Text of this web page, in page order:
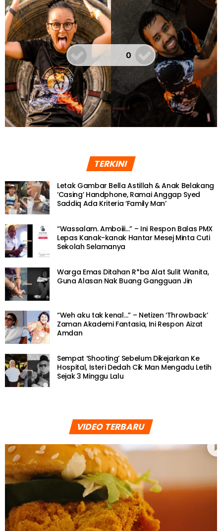
TERKINI
Letak Gambar Bella Astillah & Anak Belakang
‘Casing’ Handphone, Ramai Anggap Syed
Saddiq Ada Kriteria ‘Family Man’
“Wassalam. Amboiii…” – Ini Respon Balas PMX
Lepas Kanak-kanak Hantar Mesej Minta Cuti
Sekolah Selamanya
Warga Emas Ditahan R*ba Alat Sulit Wanita,
Guna Alasan Nak Buang Gangguan Jin
“Weh aku tak kenal…” – Netizen ‘Throwback’
Zaman Akademi Fantasia, Ini Respon Aizat
Amdan
Sempat ‘Shooting’ Sebelum Dikejarkan Ke
Hospital, Isteri Dedah Cik Man Mengadu Letih
Sejak 3 Minggu Lalu
VIDEO TERBARU